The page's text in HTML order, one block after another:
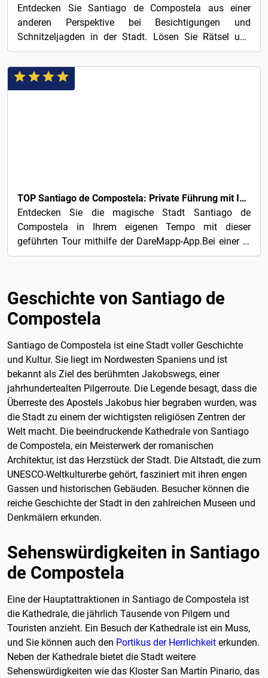
Entdecken Sie Santiago de Compostela aus einer
anderen Perspektive bei Besichtigungen und
Schnitzeljagden in der Stadt. Lösen Sie Rätsel und
Hinweise, die zum...
TOP Santiago de Compostela: Private Führung mit Ihrem Handy
Entdecken Sie die magische Stadt Santiago de
Compostela in Ihrem eigenen Tempo mit dieser
geführten Tour mithilfe der DareMapp-App.Bei einer 2-
stündigen Tour...
Geschichte von Santiago de
Compostela
Santiago de Compostela ist eine Stadt voller Geschichte
und Kultur. Sie liegt im Nordwesten Spaniens und ist
bekannt als Ziel des berühmten Jakobswegs, einer
jahrhundertealten Pilgerroute. Die Legende besagt, dass die
Überreste des Apostels Jakobus hier begraben wurden, was
die Stadt zu einem der wichtigsten religiösen Zentren der
Welt macht. Die beeindruckende Kathedrale von Santiago
de Compostela, ein Meisterwerk der romanischen
Architektur, ist das Herzstück der Stadt. Die Altstadt, die zum
UNESCO-Weltkulturerbe gehört, fasziniert mit ihren engen
Gassen und historischen Gebäuden. Besucher können die
reiche Geschichte der Stadt in den zahlreichen Museen und
Denkmälern erkunden.
Sehenswürdigkeiten in Santiago
de Compostela
Eine der Hauptattraktionen in Santiago de Compostela ist
die Kathedrale, die jährlich Tausende von Pilgern und
Touristen anzieht. Ein Besuch der Kathedrale ist ein Muss,
und Sie können auch den Portikus der Herrlichkeit erkunden.
Neben der Kathedrale bietet die Stadt weitere
Sehenswürdigkeiten wie das Kloster San Martín Pinario, das